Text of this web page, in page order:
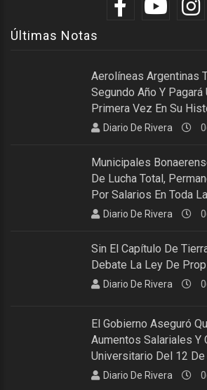
Últimas Notas
Aerolíneas Argentinas
Segundo Año Y
Primera Vez En Su
Diario De Rivera
Municipales
De Lucha Total,
Por Salarios En Toda
Diario De Rivera
Sin El Capítulo De
Debate La Ley De
Diario De Rivera
El Gobierno Aseguró
Aumentos Salariales Y
Universitario Del 12
Diario De Rivera